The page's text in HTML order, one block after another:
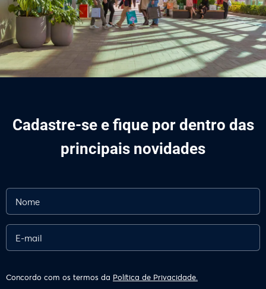
Cadastre-se e fique por dentro das
principais novidades
Concordo com os termos da Política de Privacidade.